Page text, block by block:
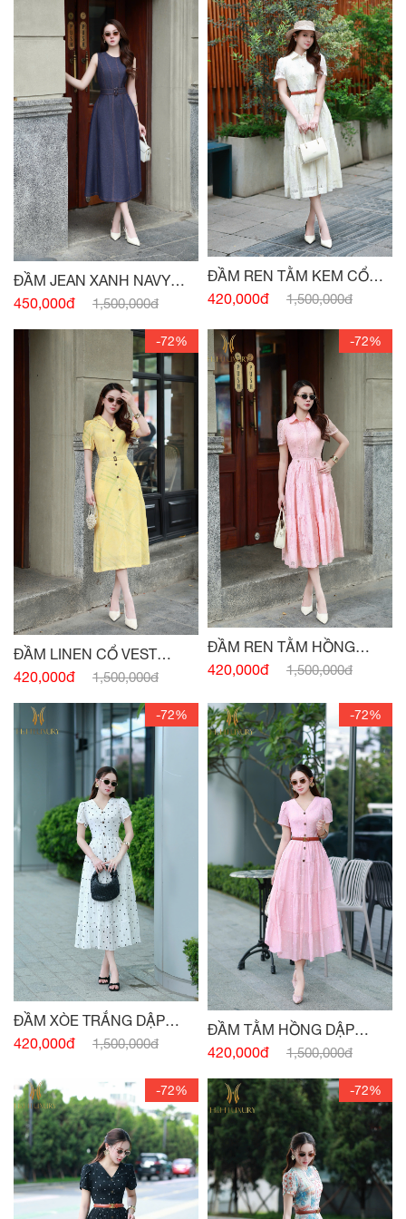
ĐẦM JEAN XANH NAVY
SÁT NÁCH ĐAI EO
450,000đ 1,500,000đ
ĐẦM REN TẰM KEM CỔ
ĐỨC
420,000đ 1,500,000đ
-72%
ĐẦM LINEN CỔ VEST
VÀNG BƠ ĐAI EO
420,000đ 1,500,000đ
-72%
ĐẦM REN TẰM HỒNG
THẠCH ANH
420,000đ 1,500,000đ
-72%
ĐẦM XÒE TRẮNG DẬP
NHĂN CỔ V
420,000đ 1,500,000đ
-72%
ĐẦM TẰM HỒNG DẬP
NHĂN CỔ V
420,000đ 1,500,000đ
-72% -72%